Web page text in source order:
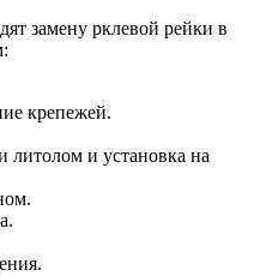
замену рклевой рейки в
крепежей.
литолом и установка на